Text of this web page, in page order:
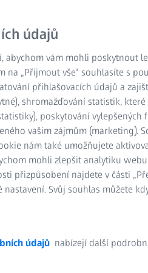
vliv na jízdní vlastnosti.
údajů
abychom vám mohli poskytnout
„Přijmout vše“ souhlasíte s
přihlašovacích údajů a
shromažďování statistik, které
poskytování vylepšených
vašim zájmům (marketing).
nám také umožňujete
mohli zlepšit analytiku
přizpůsobení najdete v části
Svůj souhlas můžete
údajů nabízejí další